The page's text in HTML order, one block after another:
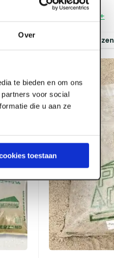
Over
te bieden en om ons
voor social
die u aan ze
toestaan
+
Log in voor prijzen